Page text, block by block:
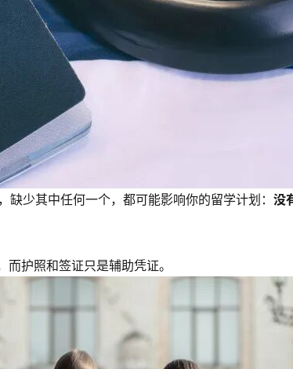
，缺少其中任何一个，都可能影响你的留学计划： 没
而护照和签证只是辅助凭证。